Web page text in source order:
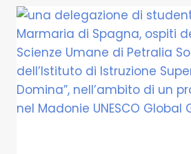
DI
SECONDA
MEDIA
DI
CASTELLANA
HANNO
PARTECIPATO